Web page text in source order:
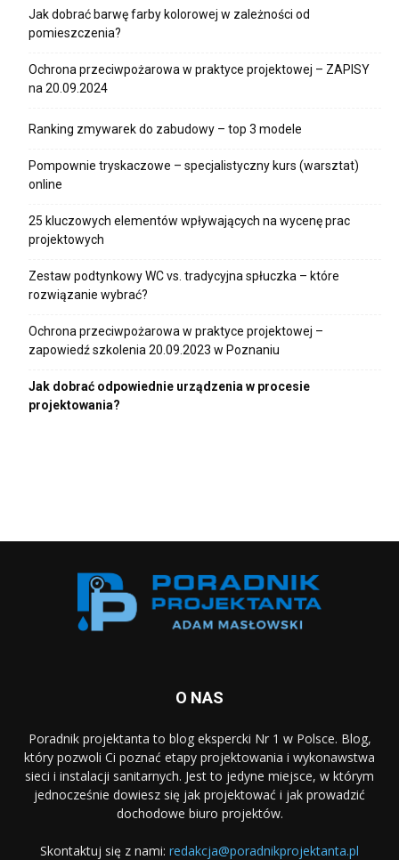
Jak dobrać barwę farby kolorowej w zależności od
pomieszczenia?
Ochrona przeciwpożarowa w praktyce projektowej – ZAPISY
na 20.09.2024
Ranking zmywarek do zabudowy – top 3 modele
Pompownie tryskaczowe – specjalistyczny kurs (warsztat)
online
25 kluczowych elementów wpływających na wycenę prac
projektowych
Zestaw podtynkowy WC vs. tradycyjna spłuczka – które
rozwiązanie wybrać?
Ochrona przeciwpożarowa w praktyce projektowej –
zapowiedź szkolenia 20.09.2023 w Poznaniu
Jak dobrać odpowiednie urządzenia w procesie
projektowania?
O NAS
Poradnik projektanta to blog ekspercki Nr 1 w Polsce. Blog,
który pozwoli Ci poznać etapy projektowania i wykonawstwa
sieci i instalacji sanitarnych. Jest to jedyne miejsce, w którym
jednocześnie dowiesz się jak projektować i jak prowadzić
dochodowe biuro projektów.
Skontaktuj się z nami: redakcja@poradnikprojektanta.pl